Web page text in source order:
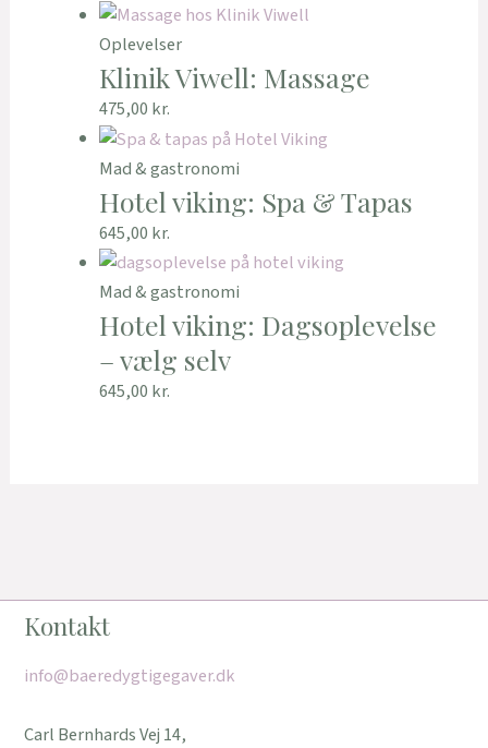
Oplevelser
Klinik Viwell: Massage
475,00 kr.
Mad & gastronomi
Hotel viking: Spa & Tapas
645,00 kr.
Mad & gastronomi
Hotel viking: Dagsoplevelse
– vælg selv
645,00 kr.
Kontakt
info@baeredygtigegaver.dk
Carl Bernhards Vej 14,